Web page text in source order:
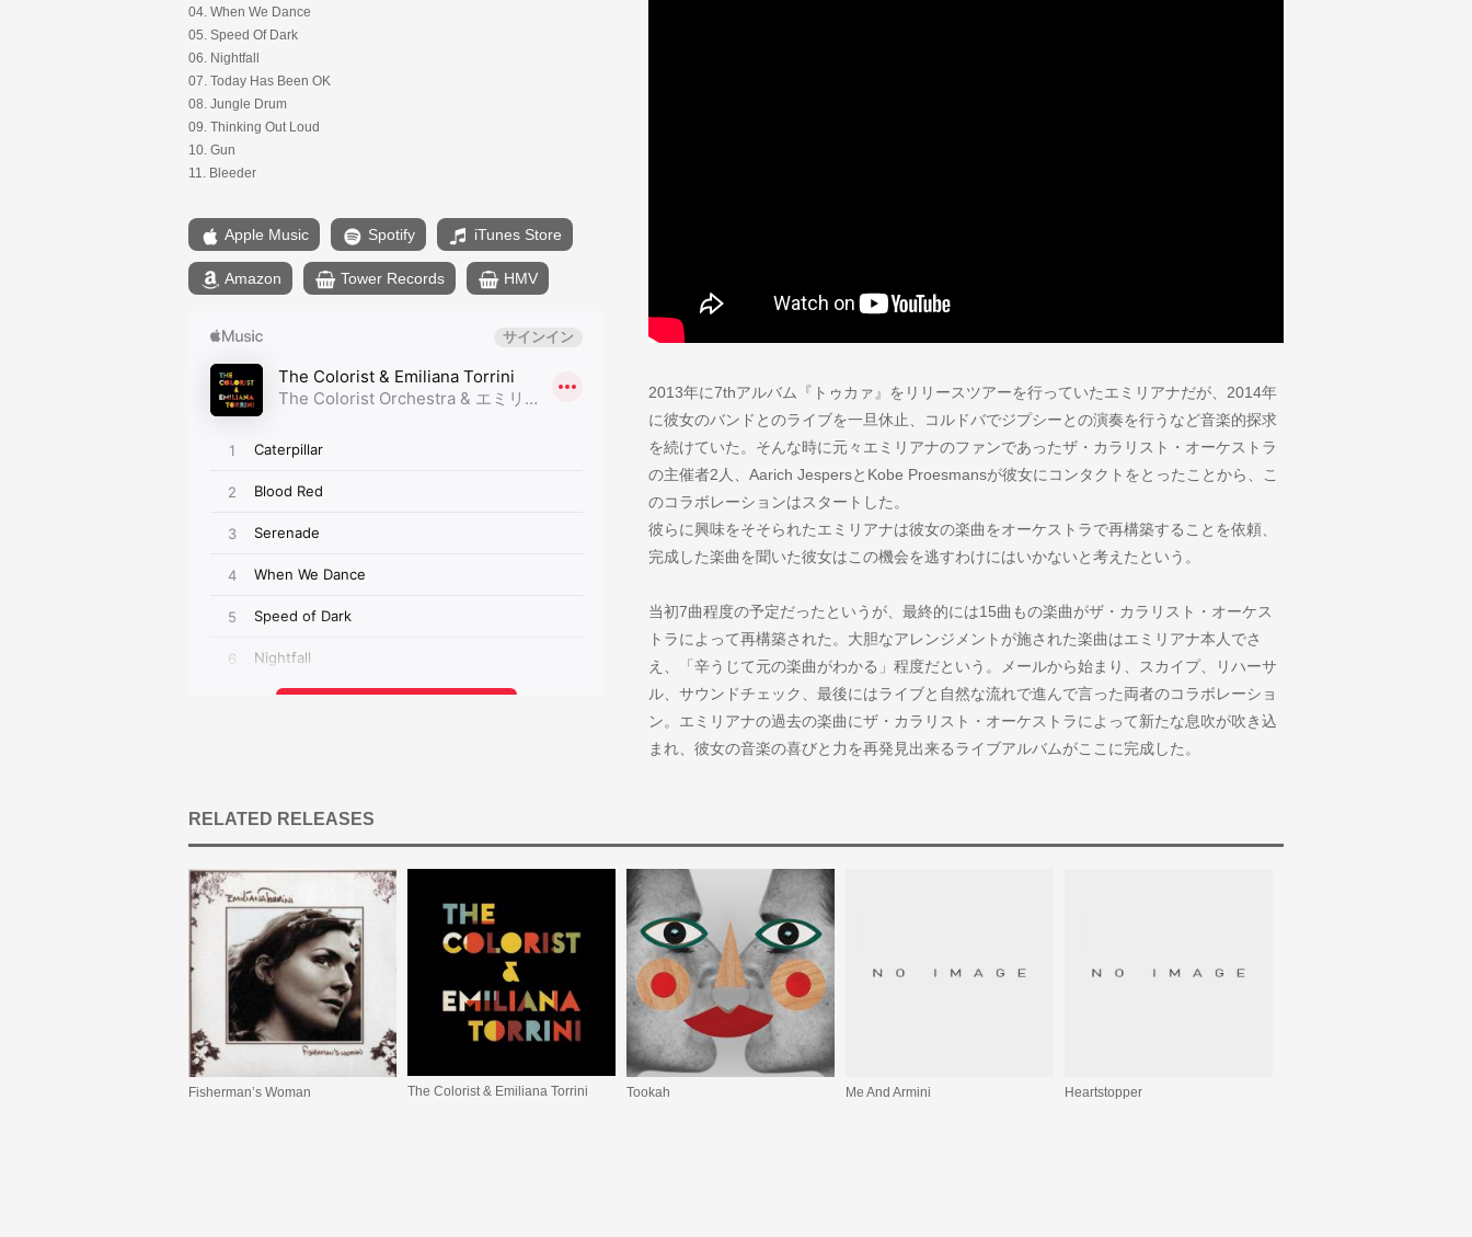
2013年に7thアルバム『トゥカァ』をリリースツアーを行っていたエミリアナだが、2014年
に彼女のバンドとのライブを一旦休止、コルドバでジプシーとの演奏を行うなど音楽的探求
を続けていた。そんな時に元々エミリアナのファンであったザ・カラリスト・オーケストラ
の主催者2人、Aarich JespersとKobe Proesmansが彼女にコンタクトをとったことから、こ
のコラボレーションはスタートした。
彼らに興味をそそられたエミリアナは彼女の楽曲をオーケストラで再構築することを依頼、
完成した楽曲を聞いた彼女はこの機会を逃すわけにはいかないと考えたという。
当初7曲程度の予定だったというが、最終的には15曲もの楽曲がザ・カラリスト・オーケス
トラによって再構築された。大胆なアレンジメントが施された楽曲はエミリアナ本人でさ
え、「辛うじて元の楽曲がわかる」程度だという。メールから始まり、スカイプ、リハーサ
ル、サウンドチェック、最後にはライブと自然な流れで進んで言った両者のコラボレーショ
ン。エミリアナの過去の楽曲にザ・カラリスト・オーケストラによって新たな息吹が吹き込
まれ、彼女の音楽の喜びと力を再発見出来るライブアルバムがここに完成した。
04. When We Dance
05. Speed Of Dark
06. Nightfall
07. Today Has Been OK
08. Jungle Drum
09. Thinking Out Loud
10. Gun
11. Bleeder
Apple Music Spotify iTunes Store
Amazon Tower Records HMV
RELATED RELEASES
Fisherman’s Woman The Colorist & Emiliana Torrini Tookah Me And Armini Heartstopper